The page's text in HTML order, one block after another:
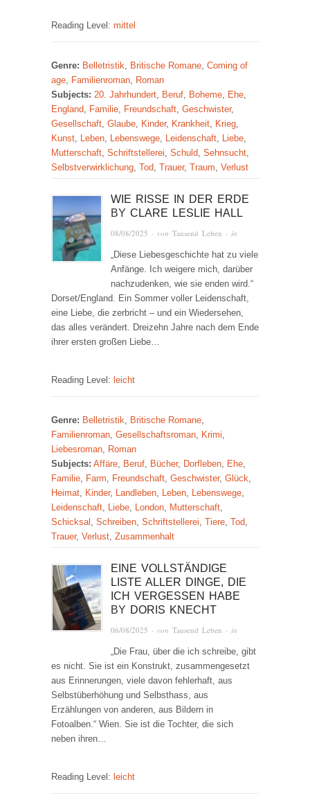
Reading Level: mittel
Genre: Belletristik, Britische Romane, Coming of
age, Familienroman, Roman
Subjects: 20. Jahrhundert, Beruf, Boheme, Ehe,
England, Familie, Freundschaft, Geschwister,
Gesellschaft, Glaube, Kinder, Krankheit, Krieg,
Kunst, Leben, Lebenswege, Leidenschaft, Liebe,
Mutterschaft, Schriftstellerei, Schuld, Sehnsucht,
Selbstverwirklichung, Tod, Trauer, Traum, Verlust
WIE RISSE IN DER ERDE
BYCLARE LESLIE HALL
08/08/2025 · vonTausend Leben · in
„Diese Liebesgeschichte hat zu viele
Anfänge. Ich weigere mich, darüber
nachzudenken, wie sie enden wird.“
Dorset/England. Ein Sommer voller Leidenschaft,
eine Liebe, die zerbricht – und ein Wiedersehen,
das alles verändert. Dreizehn Jahre nach dem Ende
ihrer ersten großen Liebe…
Reading Level: leicht
Genre: Belletristik, Britische Romane,
Familienroman, Gesellschaftsroman, Krimi,
Liebesroman, Roman
Subjects: Affäre, Beruf, Bücher, Dorfleben, Ehe,
Familie, Farm, Freundschaft, Geschwister, Glück,
Heimat, Kinder, Landleben, Leben, Lebenswege,
Leidenschaft, Liebe, London, Mutterschaft,
Schicksal , Schreiben, Schriftstellerei, Tiere, Tod,
Trauer, Verlust, Zusammenhalt
EINE VOLLSTÄNDIGE
LISTE ALLER DINGE, DIE
ICH VERGESSEN HABE
BY DORIS KNECHT
06/08/2025 · vonTausend Leben · in
„Die Frau, über die ich schreibe, gibt
es nicht. Sie ist ein Konstrukt, zusammengesetzt
aus Erinnerungen, viele davon fehlerhaft, aus
Selbstüberhöhung und Selbsthass, aus
Erzählungen von anderen, aus Bildern in
Fotoalben.“ Wien. Sie ist die Tochter, die sich
neben ihren…
Reading Level: leicht